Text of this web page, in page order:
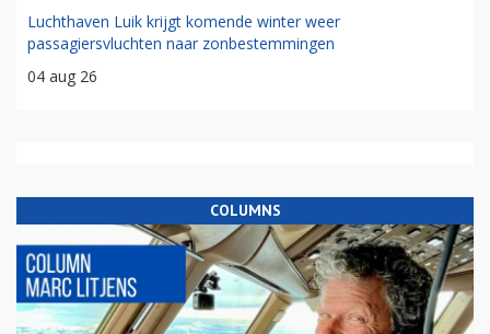
Luchthaven Luik krijgt komende winter weer
passagiersvluchten naar zonbestemmingen
04 aug 26
COLUMNS